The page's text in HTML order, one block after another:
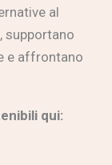
al
supportano
e affrontano
qui: